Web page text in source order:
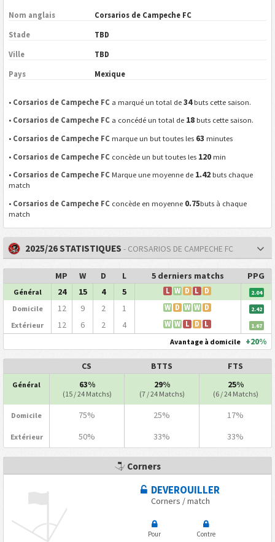
Nom anglais Corsarios de Campeche FC
Stade TBD
Ville TBD
Pays Mexique
• Corsarios de Campeche FC a marqué un total de34buts cette saison.
• Corsarios de Campeche FC a concédé un total de 18 buts cette saison.
• Corsarios de Campeche FC marque un but toutes les 63 minutes
• Corsarios de Campeche FC concède un but toutes les 120 min
• Corsarios de Campeche FC Marque une moyenne de 1.42 buts chaque
match
• Corsarios de Campeche FC concède en moyenne 0.75buts à chaque
match
2025/26 STATISTIQUES - CORSARIOS DE CAMPECHE FC
MP W D L 5 derniers matchs PPG
Général 24 15 4 5 L W D L D 2.04
Domicile 12 9 2 1 W D W W D 2.42
Extérieur 12 6 2 4 W W L D L 1.67
Avantage à domicile +20%
CS BTTS FTS
Général 63%
(15 / 24 Matchs)
29%
(7 / 24 Matchs)
25%
(6 / 24 Matchs)
Domicile 75% 25% 17%
Extérieur 50% 33% 33%
Corners
DEVEROUILLER
Corners / match
Pour
Contre